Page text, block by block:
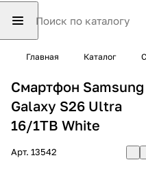
Главная Каталог
Смартфон Samsung
Galaxy S26 Ultra
16/1TB White
Арт. 13542